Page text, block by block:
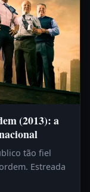
(2013): a
tão fiel
Estreada